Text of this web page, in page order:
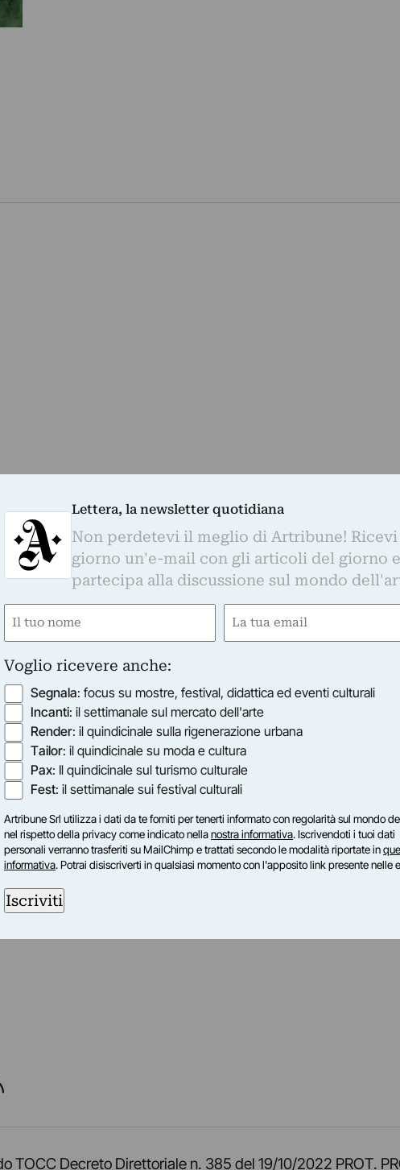
LinkedIn
su Twitch
su Rss
TOCC Decreto Direttoriale n. 385 del 19/10/2022 PROT.
Lettera, la newsletter quotidiana
Non perdetevi il meglio di Artribune!
giorno un'e-mail con gli articoli del giorno
partecipa alla discussione sul mondo
Nome
Email
Voglio ricevere anche:
Segnala: focus su mostre, festival, didattica ed eventi culturali
Incanti: il settimanale sul mercato dell'arte
Render: il quindicinale sulla rigenerazione urbana
Tailor: il quindicinale su moda e cultura
Pax: Il quindicinale sul turismo culturale
Fest: il settimanale sui festival culturali
Artribune Srl utilizza i dati da te forniti per tenerti informato con regolarità sul mondo
nel rispetto della privacy come indicato nellanostra informativa. Iscrivendoti i tuoi dati
personali verranno trasferiti su MailChimp e trattati secondo le modalità riportate in
informativa. Potrai disiscriverti in qualsiasi momento con l'apposito link presente nelle
Iscriviti